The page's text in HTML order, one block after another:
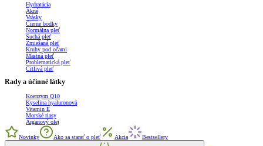
Hydratácia
Akné
Vrásky
Čierne bodky
Normálna pleť
Suchá pleť
Zmiešaná pleť
Kruhy pod očami
Mastná pleť
Problematická pleť
Citlivá pleť
Rady a účinné látky
Koenzym Q10
Kyselina hyaluronová
Vitamin E
Morské riasy
Arganový olej
Novinky Ako sa starať o pleť Akcia Bestsellery